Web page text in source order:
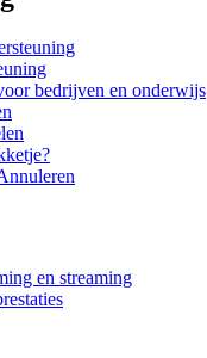
bedrijven en onderwijs
en streaming